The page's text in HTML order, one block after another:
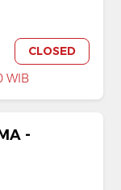
CLOSED
WIB
-